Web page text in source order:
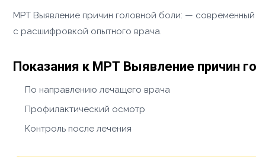
МРТ Выявление причин головной боли: —
с расшифровкой опытного врача.
Показания к МРТ Выявление причин
По направлению лечащего врача
Профилактический осмотр
Контроль после лечения